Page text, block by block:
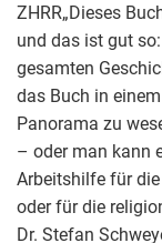
ZHRR„Dieses
und das ist gut
gesamten
das Buch in
Panorama zu
– oder man kann
Arbeitshilfe für
oder für die
Dr. Stefan